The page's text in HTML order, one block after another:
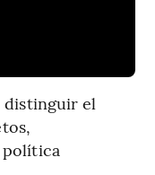
distinguir el
política